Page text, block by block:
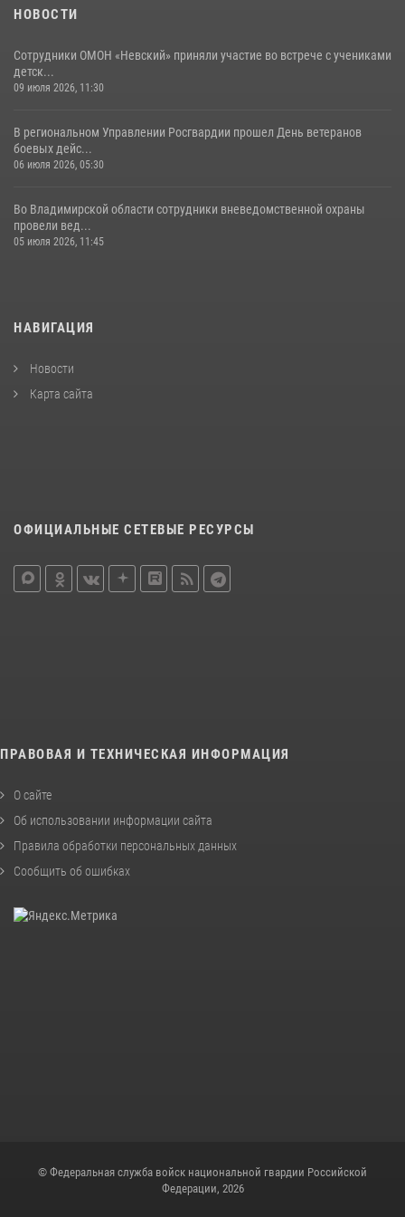
НОВОСТИ
Сотрудники ОМОН «Невский» приняли участие во встрече с учениками
детск...
09 июля 2026, 11:30
В региональном Управлении Росгвардии прошел День ветеранов
боевых дейс...
06 июля 2026, 05:30
Во Владимирской области сотрудники вневедомственной охраны
провели вед...
05 июля 2026, 11:45
НАВИГАЦИЯ
Новости
Карта сайта
ОФИЦИАЛЬНЫЕ СЕТЕВЫЕ РЕСУРСЫ
ПРАВОВАЯ И ТЕХНИЧЕСКАЯ ИНФОРМАЦИЯ
О сайте
Об использовании информации сайта
Правила обработки персональных данных
Сообщить об ошибках
© Федеральная служба войск национальной гвардии Российской
Федерации, 2026